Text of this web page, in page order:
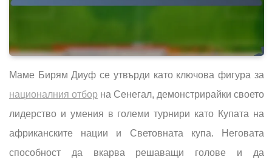
Маме Бирям Диуф се утвърди като ключова фигура за
националния отбор на Сенегал, демонстрирайки своето
лидерство и умения в големи турнири като Купата на
африканските нации и Световната купа. Неговата
способност да вкарва решаващи голове и да